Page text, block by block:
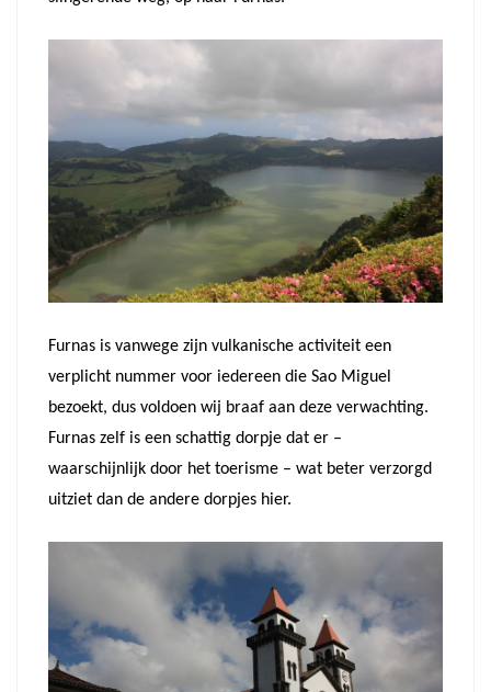
Furnas is vanwege zijn vulkanische activiteit een
verplicht nummer voor iedereen die Sao Miguel
bezoekt, dus voldoen wij braaf aan deze verwachting.
Furnas zelf is een schattig dorpje dat er –
waarschijnlijk door het toerisme – wat beter verzorgd
uitziet dan de andere dorpjes hier.